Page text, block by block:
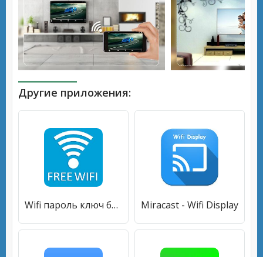
Другие приложения:
Wifi пароль ключ бесплатно Miracast - Wifi Display